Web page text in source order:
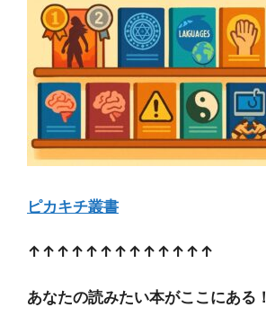
ピカキチ叢書
↑↑↑↑↑↑↑↑↑↑↑↑↑
あなたの読みたい本がここにある！